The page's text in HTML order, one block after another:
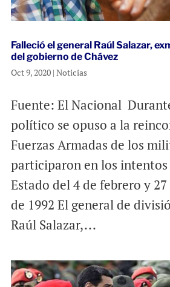
Falleció el general Raúl Salazar,
del gobierno de Chávez
Oct 9, 2020| Noticias
Fuente: El Nacional
político se opuso a la
Fuerzas Armadas de los
participaron en los intentos
Estado del 4 de febrero y
de 1992 El general de
Raúl Salazar,...